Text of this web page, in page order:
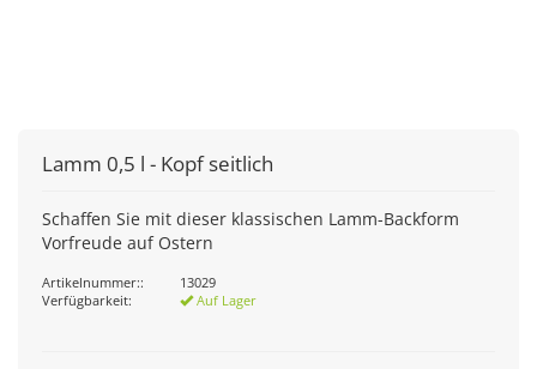
Lamm 0,5 l - Kopf seitlich
Schaffen Sie mit dieser klassischen Lamm-Backform
Vorfreude auf Ostern
Artikelnummer::
13029
Verfügbarkeit:
Auf Lager